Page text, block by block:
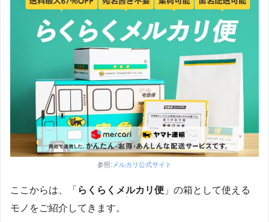
参照: メルカリ公式サイト
ここからは、「 らくらくメルカリ便 」の箱として使える
モノをご紹介してきます。